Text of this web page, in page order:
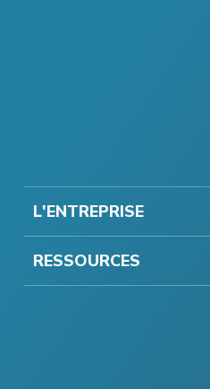
L'ENTREPRISE
RESSOURCES